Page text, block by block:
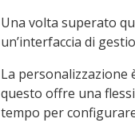
Una volta superato
un’interfaccia di
La personalizzazione
questo offre una
tempo per